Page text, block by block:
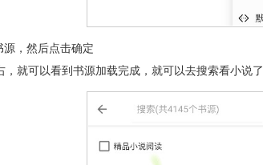
，然后点击确定
，就可以看到书源加载完成，就可以去搜索看小说了